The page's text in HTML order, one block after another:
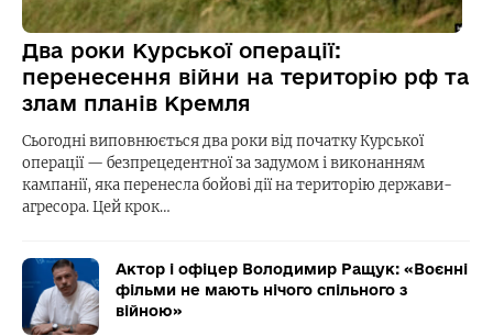
Два роки Курської операції:
перенесення війни на територію рф та
злам планів Кремля
Сьогодні виповнюється два роки від початку Курської
операції — безпрецедентної за задумом і виконанням
кампанії, яка перенесла бойові дії на територію держави-
агресора. Цей крок…
Актор і офіцер Володимир Ращук: «Воєнні
фільми не мають нічого спільного з
війною»